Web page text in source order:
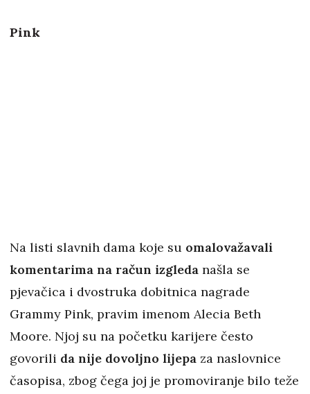
Pink
Na listi slavnih dama koje su omalovažavali
komentarima na račun izgleda našla se
pjevačica i dvostruka dobitnica nagrade
Grammy Pink, pravim imenom Alecia Beth
Moore. Njoj su na početku karijere često
govorili da nije dovoljno lijepa za naslovnice
časopisa, zbog čega joj je promoviranje bilo teže